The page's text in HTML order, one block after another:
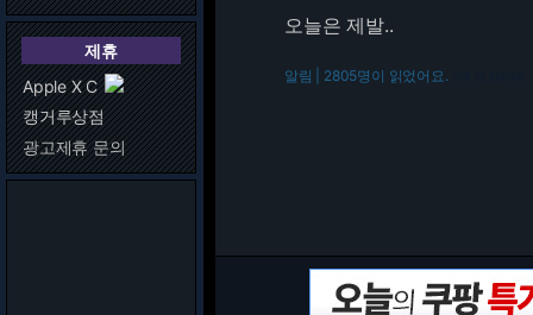
제휴
Apple X C
캥거루상점
광고제휴 문의
오늘은 제발..
알림 | 2805명이 읽었어요.